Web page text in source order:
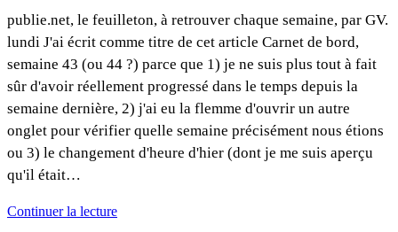
publie.net, le feuilleton, à retrouver chaque semaine, par GV.
lundi J'ai écrit comme titre de cet article Carnet de bord,
semaine 43 (ou 44 ?) parce que 1) je ne suis plus tout à fait
sûr d'avoir réellement progressé dans le temps depuis la
semaine dernière, 2) j'ai eu la flemme d'ouvrir un autre
onglet pour vérifier quelle semaine précisément nous étions
ou 3) le changement d'heure d'hier (dont je me suis aperçu
qu'il était…
Continuer la lecture